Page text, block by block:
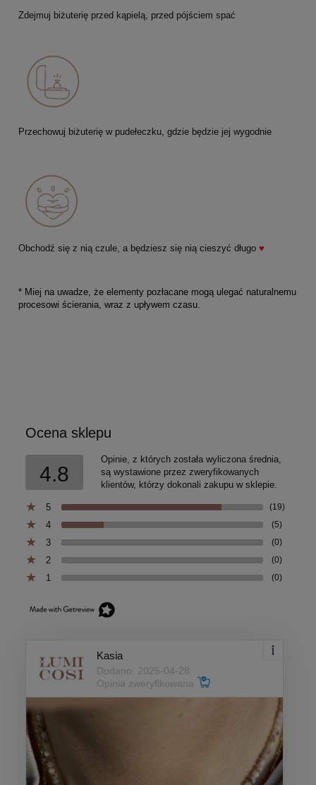
Zdejmuj biżuterię przed kąpielą, przed pójściem spać
Przechowuj biżuterię w pudełeczku, gdzie będzie jej wygodnie
Obchodź się z nią czule, a będziesz się nią cieszyć długo ♥
* Miej na uwadze, że elementy pozłacane mogą ulegać naturalnemu
procesowi ścierania, wraz z upływem czasu.
Ocena sklepu
4.8
Opinie, z których została wyliczona średnia,
są wystawione przez zweryfikowanych
klientów, którzy dokonali zakupu w sklepie.
5 (19)
4 (5)
3 (0)
2 (0)
1 (0)
Kasia
Dodano: 2025-04-28
Opinia zweryfikowana